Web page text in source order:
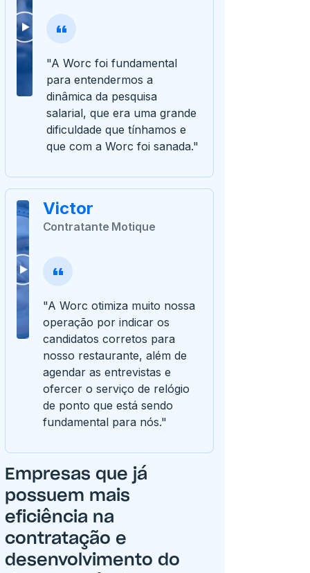
Empresas que já
possuem mais
eficiência na
contratação e
desenvolvimento do
"A Worc foi fundamental
para entendermos a
dinâmica da pesquisa
salarial, que era uma grande
dificuldade que tínhamos e
que com a Worc foi sanada."
Victor
Contratante Motique
"A Worc otimiza muito nossa
operação por indicar os
candidatos corretos para
nosso restaurante, além de
agendar as entrevistas e
ofercer o serviço de relógio
de ponto que está sendo
fundamental para nós."